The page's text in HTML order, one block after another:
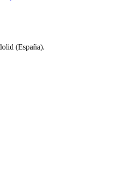
(España).